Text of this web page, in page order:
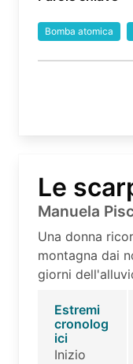
Bomba atomica
Le
Manuela
Una donna
montagna dai
giorni
Estremi
cronolog
ici
Inizio